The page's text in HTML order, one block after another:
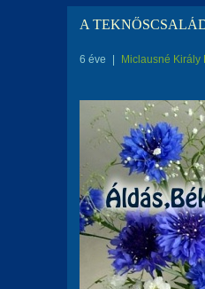
A
6 éve Miclausné Király